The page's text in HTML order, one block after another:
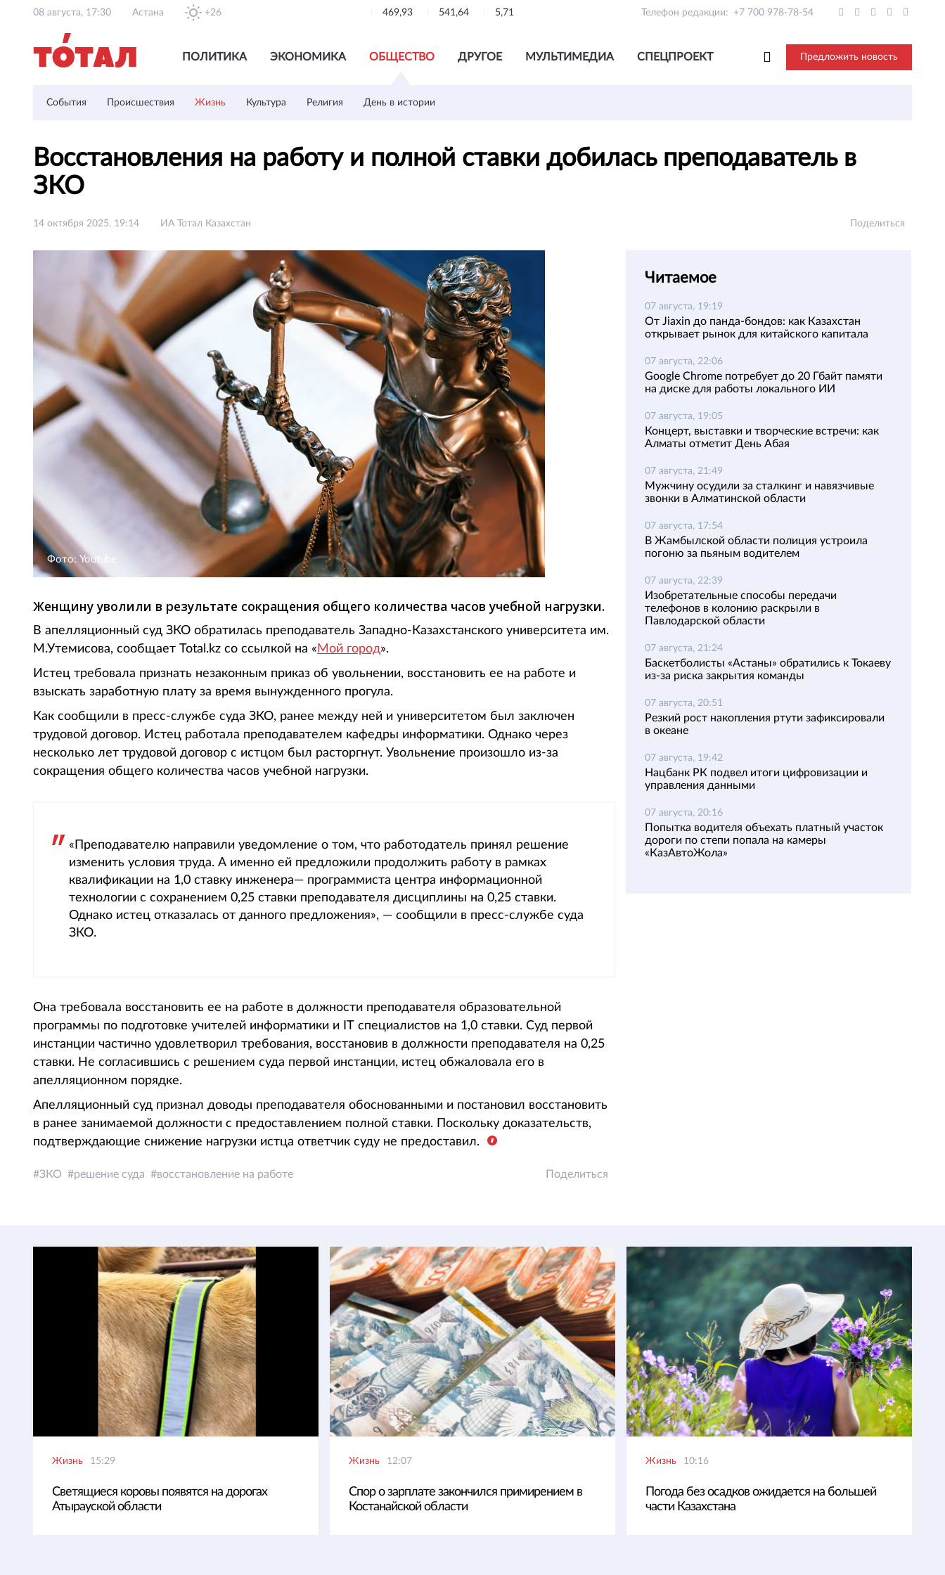
08 августа, 17:30 Астана +26 469,93 541,64 5,71 Телефон редакции: +7 700 978-78-54
ПОЛИТИКА ЭКОНОМИКА ОБЩЕСТВО ДРУГОЕ МУЛЬТИМЕДИА СПЕЦПРОЕКТ Предложить новость
События Происшествия Жизнь Культура Религия День в истории
Восстановления на работу и полной ставки добилась преподаватель в
ЗКО
14 октября 2025, 19:14 ИА Тотал Казахстан Поделиться
Фото: Youtube
Женщину уволили в результате сокращения общего количества часов учебной нагрузки.
В апелляционный суд ЗКО обратилась преподаватель Западно-Казахстанского университета им.
М.Утемисова, сообщает Total.kz со ссылкой на « Мой город».
Истец требовала признать незаконным приказ об увольнении, восстановить ее на работе и
взыскать заработную плату за время вынужденного прогула.
Как сообщили в пресс-службе суда ЗКО, ранее между ней и университетом был заключен
трудовой договор. Истец работала преподавателем кафедры информатики. Однако через
несколько лет трудовой договор с истцом был расторгнут. Увольнение произошло из-за
сокращения общего количества часов учебной нагрузки.
«Преподавателю направили уведомление о том, что работодатель принял решение
изменить условия труда. А именно ей предложили продолжить работу в рамках
квалификации на 1,0 ставку инженера— программиста центра информационной
технологии с сохранением 0,25 ставки преподавателя дисциплины на 0,25 ставки.
Однако истец отказалась от данного предложения», — сообщили в пресс-службе суда
ЗКО.
Она требовала восстановить ее на работе в должности преподавателя образовательной
программы по подготовке учителей информатики и ІТ специалистов на 1,0 ставки. Суд первой
инстанции частично удовлетворил требования, восстановив в должности преподавателя на 0,25
ставки. Не согласившись с решением суда первой инстанции, истец обжаловала его в
апелляционном порядке.
Апелляционный суд признал доводы преподавателя обоснованными и постановил восстановить
в ранее занимаемой должности с предоставлением полной ставки. Поскольку доказательств,
подтверждающие снижение нагрузки истца ответчик суду не предоставил.
ЗКО решение суда восстановление на работе Поделиться
Читаемое
07 августа, 19:19
От Jiaxin до панда-бондов: как Казахстан
открывает рынок для китайского капитала
07 августа, 22:06
Google Chrome потребует до 20 Гбайт памяти
на диске для работы локального ИИ
07 августа, 19:05
Концерт, выставки и творческие встречи: как
Алматы отметит День Абая
07 августа, 21:49
Мужчину осудили за сталкинг и навязчивые
звонки в Алматинской области
07 августа, 17:54
В Жамбылской области полиция устроила
погоню за пьяным водителем
07 августа, 22:39
Изобретательные способы передачи
телефонов в колонию раскрыли в
Павлодарской области
07 августа, 21:24
Баскетболисты «Астаны» обратились к Токаеву
из-за риска закрытия команды
07 августа, 20:51
Резкий рост накопления ртути зафиксировали
в океане
07 августа, 19:42
Нацбанк РК подвел итоги цифровизации и
управления данными
07 августа, 20:16
Попытка водителя объехать платный участок
дороги по степи попала на камеры
«КазАвтоЖола»
Жизнь 15:29
Светящиеся коровы появятся на дорогах
Атырауской области
Жизнь 12:07
Спор о зарплате закончился примирением в
Костанайской области
Жизнь 10:16
Погода без осадков ожидается на большей
части Казахстана